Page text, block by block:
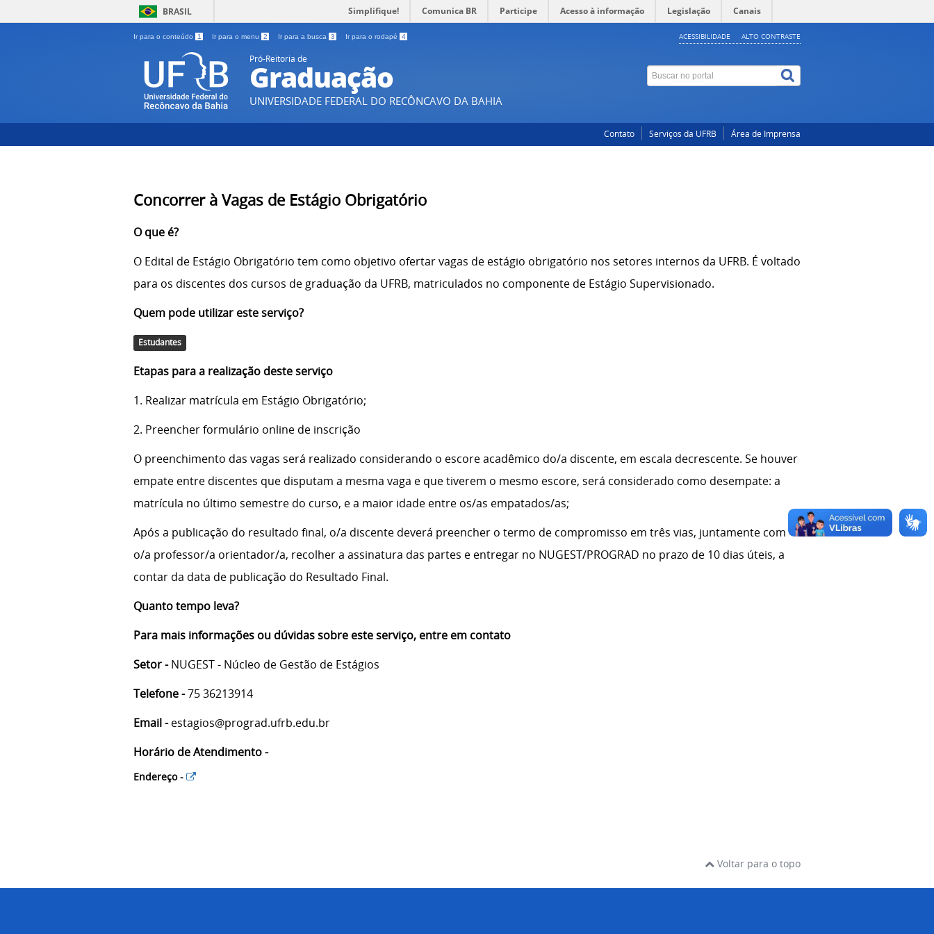
BRASIL Simplifique! Comunica BR Participe Acesso à informação Legislação Canais
Ir para o conteúdo 1 Ir para o menu 2 Ir para a busca 3 Ir para o rodapé 4 ACESSIBILIDADE ALTO CONTRASTE
Pró-Reitoria de
Graduação
UNIVERSIDADE FEDERAL DO RECÔNCAVO DA BAHIA
Contato Serviços da UFRB Área de Imprensa
Concorrer à Vagas de Estágio Obrigatório
O que é?
O Edital de Estágio Obrigatório tem como objetivo ofertar vagas de estágio obrigatório nos setores internos da UFRB. É voltado
para os discentes dos cursos de graduação da UFRB, matriculados no componente de Estágio Supervisionado.
Quem pode utilizar este serviço?
Estudantes
Etapas para a realização deste serviço
1. Realizar matrícula em Estágio Obrigatório;
2. Preencher formulário online de inscrição
O preenchimento das vagas será realizado considerando o escore acadêmico do/a discente, em escala decrescente. Se houver
empate entre discentes que disputam a mesma vaga e que tiverem o mesmo escore, será considerado como desempate: a
matrícula no último semestre do curso, e a maior idade entre os/as empatados/as;
Após a publicação do resultado final, o/a discente deverá preencher o termo de compromisso em três vias, juntamente com
o/a professor/a orientador/a, recolher a assinatura das partes e entregar no NUGEST/PROGRAD no prazo de 10 dias úteis, a
contar da data de publicação do Resultado Final.
Quanto tempo leva?
Para mais informações ou dúvidas sobre este serviço, entre em contato
Setor -NUGEST - Núcleo de Gestão de Estágios
Telefone -75 36213914
Email -estagios@prograd.ufrb.edu.br
Horário de Atendimento -
Endereço -
Voltar para o topo